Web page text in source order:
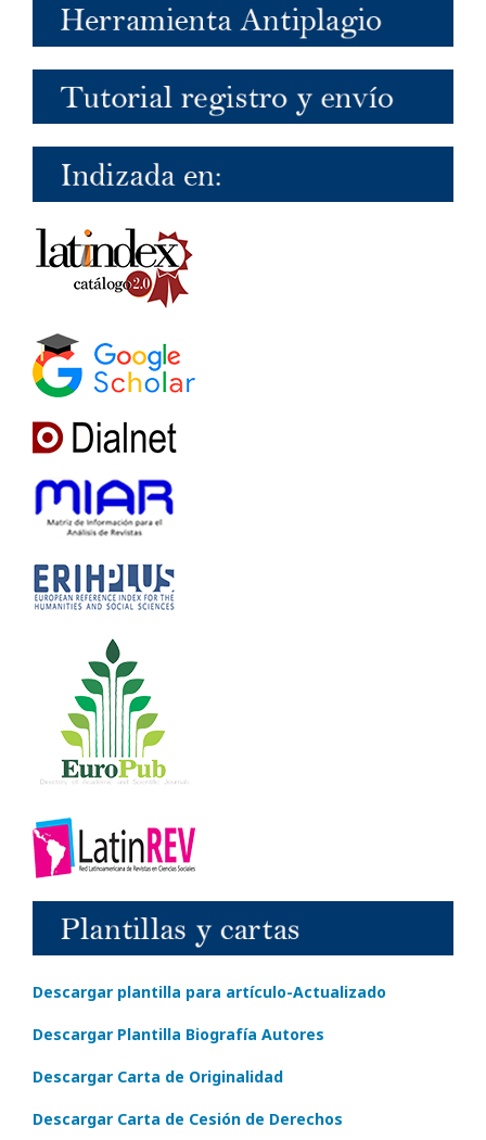
Descargar plantilla para artículo-Actualizado
Descargar Plantilla Biografía Autores
Descargar Carta de Originalidad
Descargar Carta de Cesión de Derechos